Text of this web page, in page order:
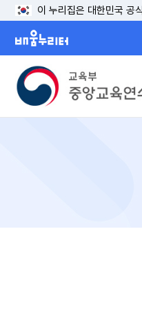
이 누리집은 대한민국 공